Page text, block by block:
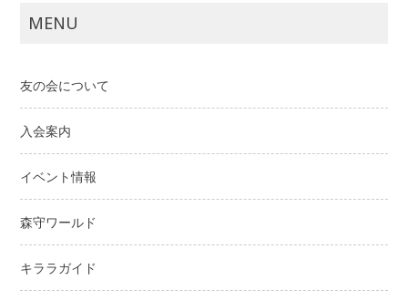
ビ
シ
ョ
ン
MENU
友の会について
入会案内
イベント情報
森守ワールド
キララガイド